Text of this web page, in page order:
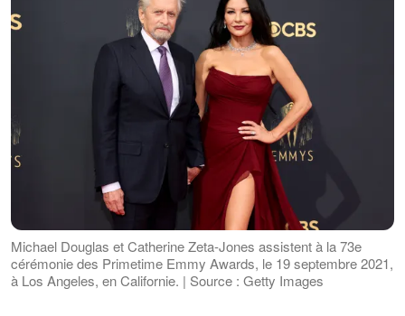
Michael Douglas et Catherine Zeta-Jones assistent à la 73e
cérémonie des Primetime Emmy Awards, le 19 septembre 2021,
à Los Angeles, en Californie. | Source : Getty Images